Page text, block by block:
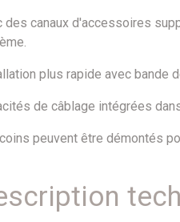
des canaux d'accessoires
plus rapide avec bande
de câblage intégrées
peuvent être démontés